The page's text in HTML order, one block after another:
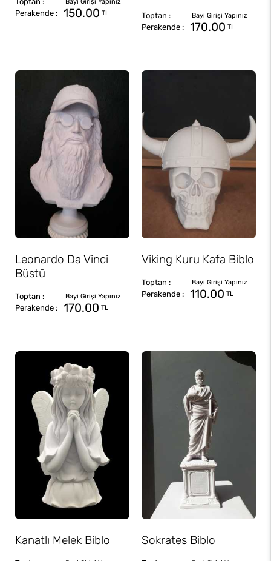
150.00 TL
170.00 TL
Leonardo Da Vinci
Büstü
170.00 TL
Viking Kuru Kafa Biblo
110.00 TL
Kanatlı Melek Biblo Sokrates Biblo